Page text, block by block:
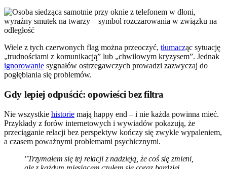
Wiele z tych czerwonych flag można przeoczyć, tłumacząc sytuację
„trudnościami z komunikacją” lub „chwilowym kryzysem”. Jednak
ignorowanie sygnałów ostrzegawczych prowadzi zazwyczaj do
pogłębiania się problemów.
Gdy lepiej odpuścić: opowieści bez filtra
Nie wszystkie historie mają happy end – i nie każda powinna mieć.
Przykłady z forów internetowych i wywiadów pokazują, że
przeciąganie relacji bez perspektyw kończy się zwykle wypaleniem,
a czasem poważnymi problemami psychicznymi.
"Trzymałem się tej relacji z nadzieją, że coś się zmieni,